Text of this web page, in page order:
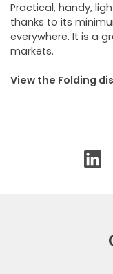
MORE RESULTS FOR
Practical, handy,
thanks to its
everywhere. It is a
markets.
View the Folding